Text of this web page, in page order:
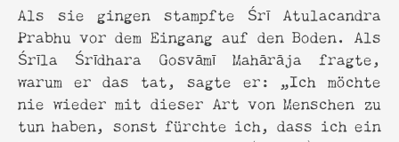
Als sie gingen stampfte Śrī Atulacandra
Prabhu vor dem Eingang auf den Boden. Als
Śrīla Śrīdhara Gosvāmī Mahārāja fragte,
warum er das tat, sagte er: „Ich möchte
nie wieder mit dieser Art von Menschen zu
tun haben, sonst fürchte ich, dass ich ein